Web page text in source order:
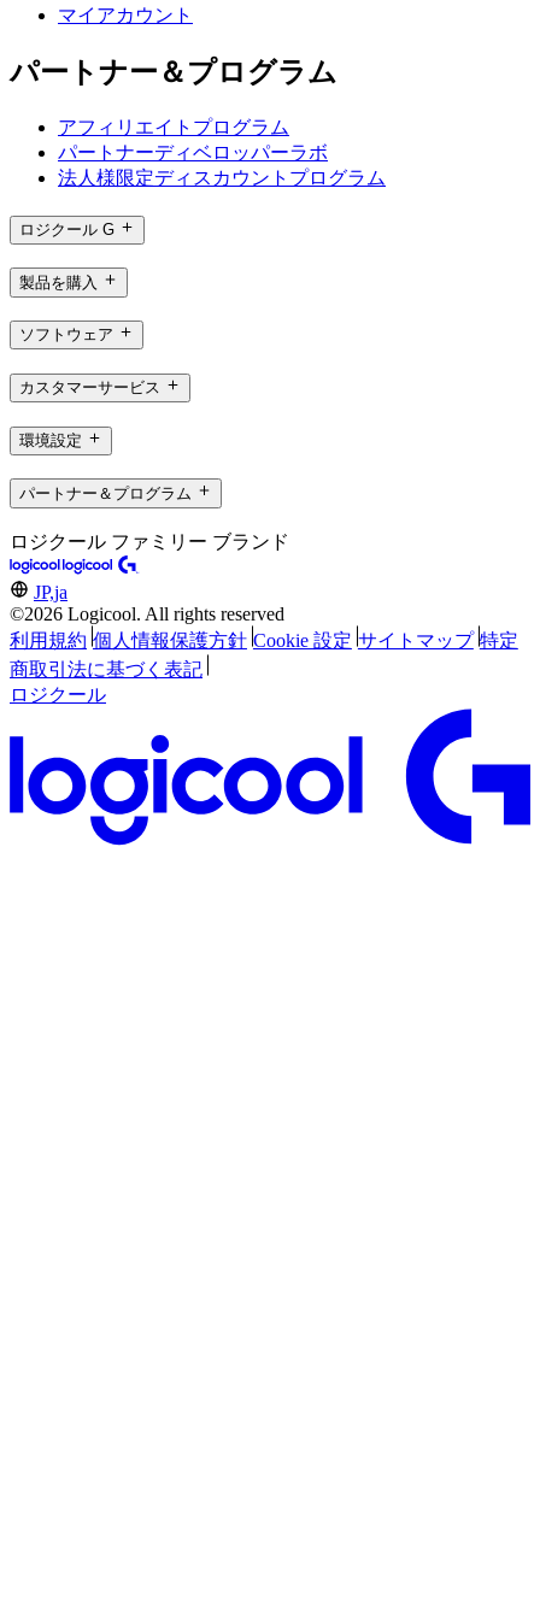
マイアカウント
パートナー＆プログラム
アフィリエイトプログラム
パートナーディベロッパーラボ
法人様限定ディスカウントプログラム
ロジクール G
製品を購入
ソフトウェア
カスタマーサービス
環境設定
パートナー＆プログラム
ロジクール ファミリー ブランド
JP,ja
©2026 Logicool. All rights reserved
利用規約 個人情報保護方針 Cookie 設定 サイトマップ 特定
商取引法に基づく表記
ロジクール